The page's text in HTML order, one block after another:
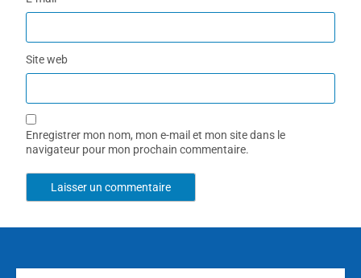
Site web
Enregistrer mon nom, mon e-mail et mon site dans le
navigateur pour mon prochain commentaire.